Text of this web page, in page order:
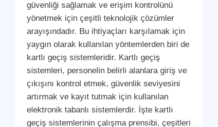
güvenliği sağlamak ve erişim kontrolünü
yönetmek için çeşitli teknolojik çözümler
arayışındadır. Bu ihtiyaçları karşılamak için
yaygın olarak kullanılan yöntemlerden biri de
kartlı geçiş sistemleridir. Kartlı geçiş
sistemleri, personelin belirli alanlara giriş ve
çıkışını kontrol etmek, güvenlik seviyesini
artırmak ve kayıt tutmak için kullanılan
elektronik tabanlı sistemlerdir. İşte kartlı
geçiş sistemlerinin çalışma prensibi, çeşitleri